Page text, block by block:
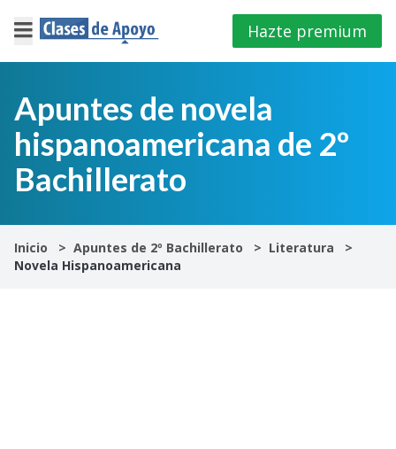
×
Iniciar
sesión
E.S.O
Hazte premium
Apuntes de novela
hispanoamericana de 2º
Bachillerato
Inicio Apuntes de 2º Bachillerato
Literatura
Novela Hispanoamericana